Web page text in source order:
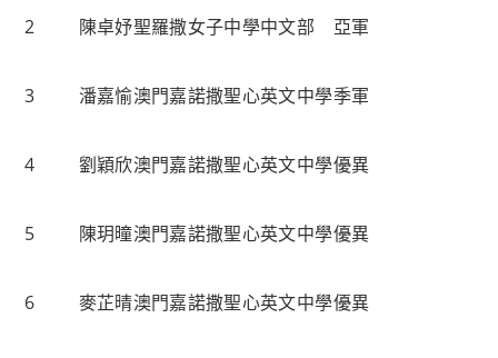
2 陳卓妤聖羅撒女子中學中文部 亞軍
3 潘嘉愉澳門嘉諾撒聖心英文中學季軍
4 劉穎欣澳門嘉諾撒聖心英文中學優異
5 陳玥曈澳門嘉諾撒聖心英文中學優異
6 麥芷晴澳門嘉諾撒聖心英文中學優異